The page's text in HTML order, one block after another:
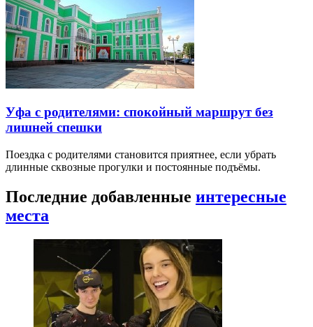
Уфа с родителями: спокойный маршрут без
лишней спешки
Поездка с родителями становится приятнее, если убрать
длинные сквозные прогулки и постоянные подъёмы.
Последние добавленные интересные
места